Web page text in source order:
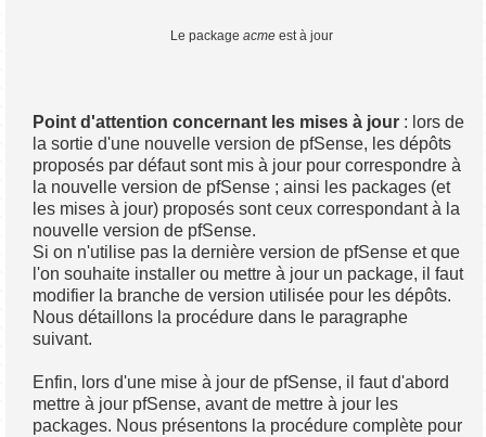
Le packageacme est à jour
Point d'attention concernant les mises à jour : lors de
la sortie d'une nouvelle version de pfSense, les dépôts
proposés par défaut sont mis à jour pour correspondre à
la nouvelle version de pfSense ; ainsi les packages (et
les mises à jour) proposés sont ceux correspondant à la
nouvelle version de pfSense.
Si on n'utilise pas la dernière version de pfSense et que
l'on souhaite installer ou mettre à jour un package, il faut
modifier la branche de version utilisée pour les dépôts.
Nous détaillons la procédure dans le paragraphe
suivant.
Enfin, lors d'une mise à jour de pfSense, il faut d'abord
mettre à jour pfSense, avant de mettre à jour les
packages. Nous présentons la procédure complète pour